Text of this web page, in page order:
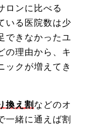
円(税別)
円～
ロンに比べる
いる医院数は少
できなかったユ
の理由から、キ
ックが増えてき
換え割 などのオ
一緒に通えば割